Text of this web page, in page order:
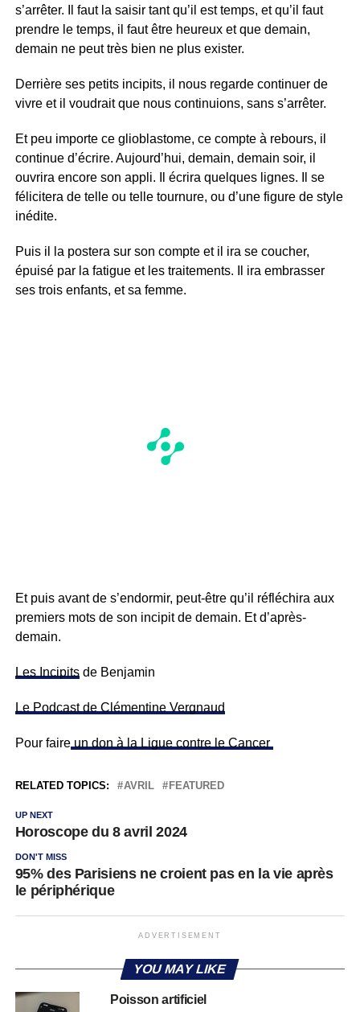
s’arrêter. Il faut la saisir tant qu’il est temps, et qu’il faut
prendre le temps, il faut être heureux et que demain,
demain ne peut très bien ne plus exister.
Derrière ses petits incipits, il nous regarde continuer de
vivre et il voudrait que nous continuions, sans s’arrêter.
Et peu importe ce glioblastome, ce compte à rebours, il
continue d’écrire. Aujourd’hui, demain, demain soir, il
ouvrira encore son appli. Il écrira quelques lignes. Il se
félicitera de telle ou telle tournure, ou d’une figure de style
inédite.
Puis il la postera sur son compte et il ira se coucher,
épuisé par la fatigue et les traitements. Il ira embrasser
ses trois enfants, et sa femme.
Et puis avant de s’endormir, peut-être qu’il réfléchira aux
premiers mots de son incipit de demain. Et d’après-
demain.
Les Incipitsde Benjamin
Le Podcast de Clémentine Vergnaud
Pour faireun don à la Ligue contre le Cancer
RELATED TOPICS: AVRIL FEATURED
UP NEXT
Horoscope du 8 avril 2024
DON'T MISS
95% des Parisiens ne croient pas en la vie après
le périphérique
ADVERTISEMENT
YOU MAY LIKE
Poisson artificiel